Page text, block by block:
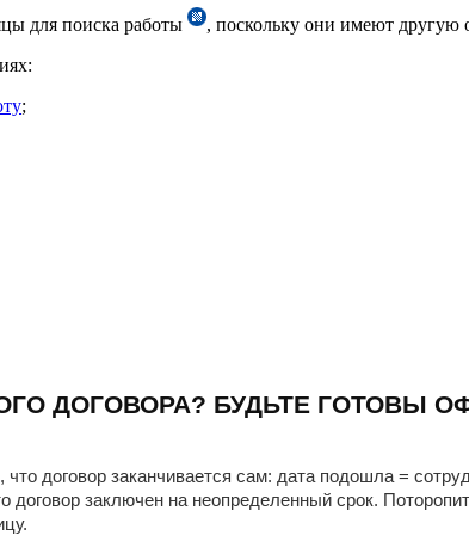
для поиска работы
, поскольку они имеют другую
;
ДОГОВОРА? БУДЬТЕ ГОТОВЫ
договор заканчивается сам: дата подошла =
заключен на неопределенный срок.